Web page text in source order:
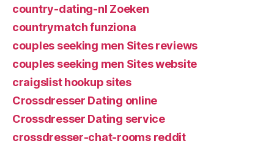
country-dating-nl Zoeken
countrymatch funziona
couples seeking men Sites reviews
couples seeking men Sites website
craigslist hookup sites
Crossdresser Dating online
Crossdresser Dating service
crossdresser-chat-rooms reddit